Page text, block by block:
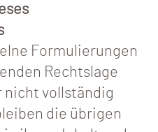
Formulierungen
Rechtslage
nicht vollständig
die übrigen